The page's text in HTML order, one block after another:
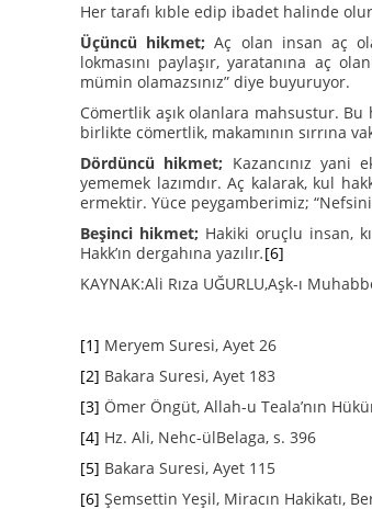
Her tarafı kıble edip ibadet halinde
Üçüncü hikmet;Aç olan insan aç
lokmasını paylaşır, yaratanına aç
mümin olamazsınız” diye buyuruyor.
Cömertlik aşık olanlara mahsustur.
birlikte cömertlik, makamının sırrına
Dördüncü hikmet; Kazancınız yani
yememek lazımdır. Aç kalarak, kul
ermektir. Yüce peygamberimiz;
Beşinci hikmet; Hakiki oruçlu insan,
Hakk’ın dergahına yazılır.[6]
KAYNAK:Ali Rıza UĞURLU,Aşk-ı
[1] Meryem Suresi, Ayet 26
[2] Bakara Suresi, Ayet 183
[3] Ömer Öngüt, Allah-u Teala’nın
[4] Hz. Ali, Nehc-ülBelaga, s. 396
[5] Bakara Suresi, Ayet 115
[6] Şemsettin Yeşil, Miracın Hakikatı,